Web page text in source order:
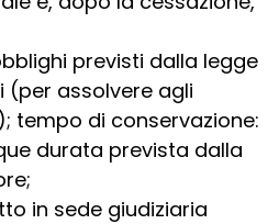
previsti dalla legge
(per assolvere agli
tempo di conservazione:
durata prevista dalla
in sede giudiziaria